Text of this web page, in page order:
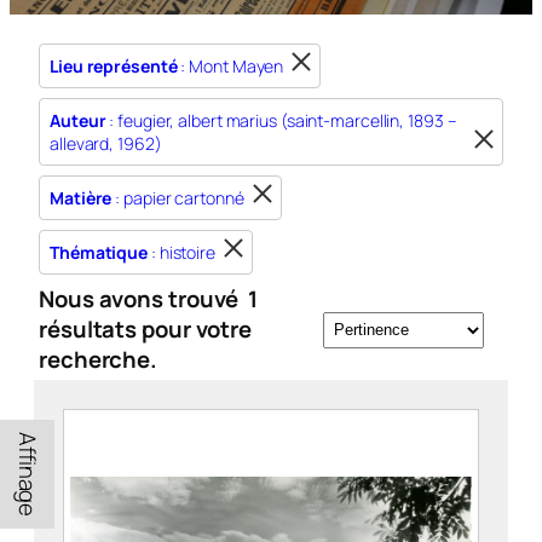
Lieu représenté: Mont Mayen
Auteur: feugier, albert marius (saint-marcellin, 1893 –
allevard, 1962)
Matière : papier cartonné
Thématique : histoire
Nous avons trouvé 1
résultats pour votre
recherche.
Affinage